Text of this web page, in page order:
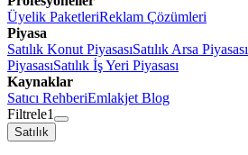
Üyelik PaketleriReklam Çözümleri
Piyasa
Satılık Konut PiyasasıSatılık Arsa Piyasası
PiyasasıSatılık İş Yeri Piyasası
Kaynaklar
Satıcı RehberiEmlakjet Blog
Filtrele1
Satılık